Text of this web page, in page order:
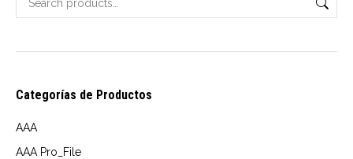
on
Categorías de Productos
AAA
AAA Pro_File